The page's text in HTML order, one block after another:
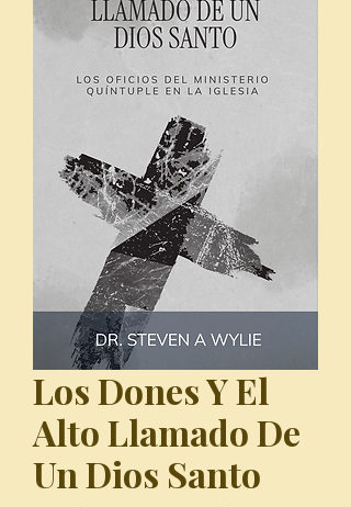
Los Dones Y El
Alto Llamado De
Un Dios Santo